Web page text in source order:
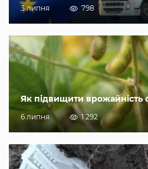
3 липня 798
Як підвищити врожайність
6 липня 1 292